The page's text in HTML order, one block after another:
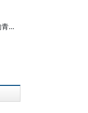
石国亮：落实五大工程 培育善读书的青少年